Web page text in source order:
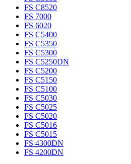
FS C8520
FS 7000
FS 6020
FS C5400
FS C5350
FS C5300
FS C5250DN
FS C5200
FS C5150
FS C5100
FS C5030
FS C5025
FS C5020
FS C5016
FS C5015
FS 4300DN
FS 4200DN